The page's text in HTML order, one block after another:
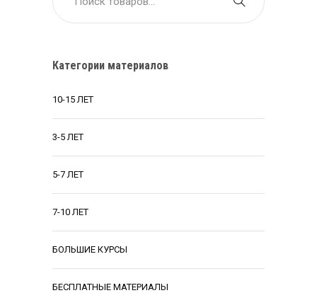
Категории материалов
10-15 ЛЕТ
3-5 ЛЕТ
5-7 ЛЕТ
7-10 ЛЕТ
БОЛЬШИЕ КУРСЫ
БЕСПЛАТНЫЕ МАТЕРИАЛЫ